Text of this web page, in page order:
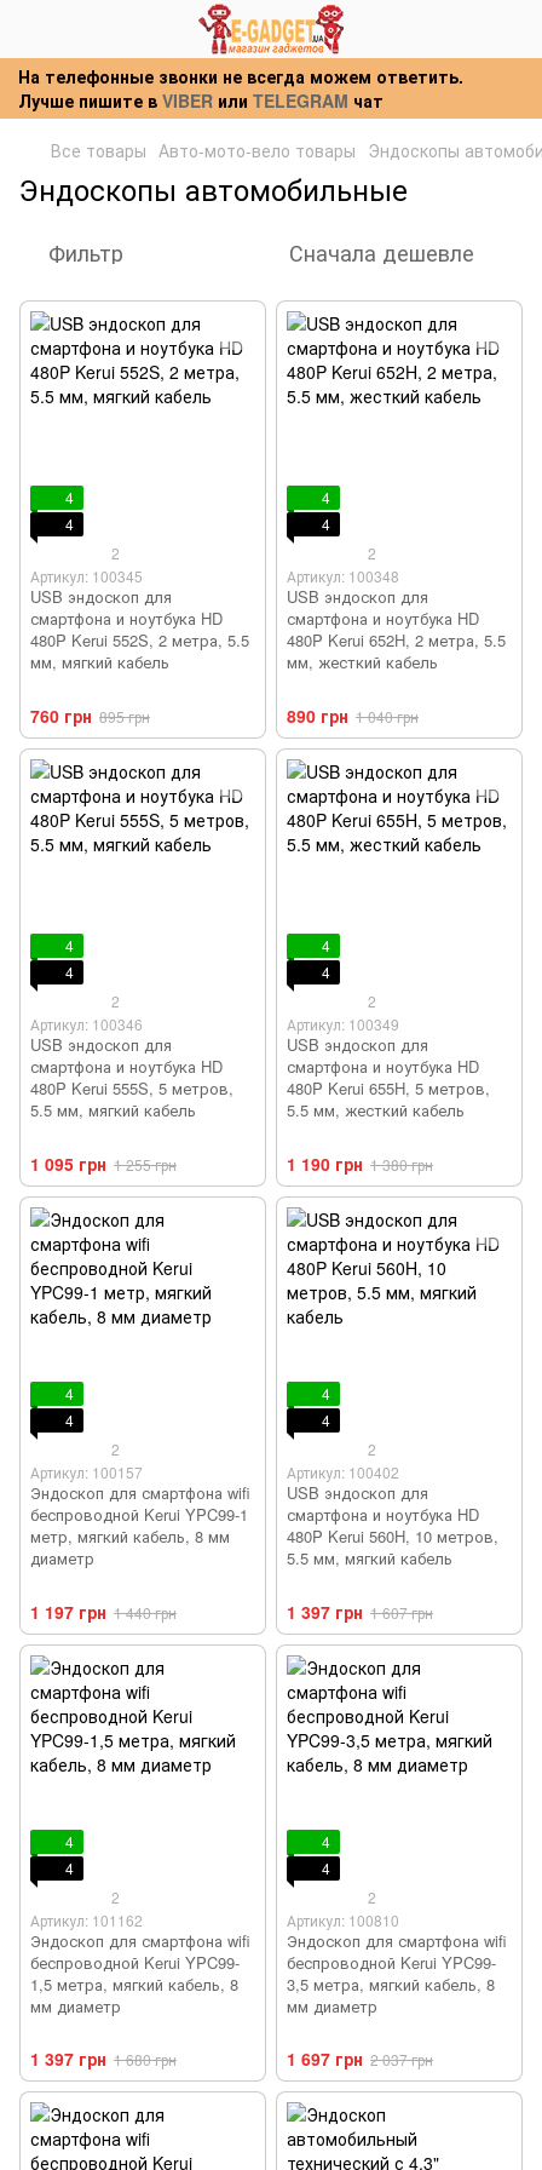
На телефонные звонки не всегда можем ответить.
Лучше пишите в VIBER или TELEGRAM чат
Все товары Авто-мото-вело товары Эндоскопы
Эндоскопы автомобильные
Фильтр Сначала дешевле
4
4
2
Артикул: 100345
USB эндоскоп для
смартфона и ноутбука HD
480P Kerui 552S, 2 метра, 5.5
мм, мягкий кабель
760 грн 895 грн
4
4
2
Артикул: 100348
USB эндоскоп для
смартфона и ноутбука HD
480P Kerui 652H, 2 метра, 5.5
мм, жесткий кабель
890 грн 1 040 грн
4
4
2
Артикул: 100346
USB эндоскоп для
смартфона и ноутбука HD
480P Kerui 555S, 5 метров,
5.5 мм, мягкий кабель
1 095 грн 1 255 грн
4
4
2
Артикул: 100349
USB эндоскоп для
смартфона и ноутбука HD
480P Kerui 655H, 5 метров,
5.5 мм, жесткий кабель
1 190 грн 1 380 грн
4
4
2
Артикул: 100157
Эндоскоп для смартфона wifi
беспроводной Kerui YPC99-1
метр, мягкий кабель, 8 мм
диаметр
1 197 грн 1 440 грн
4
4
2
Артикул: 100402
USB эндоскоп для
смартфона и ноутбука HD
480P Kerui 560H, 10 метров,
5.5 мм, мягкий кабель
1 397 грн 1 607 грн
4
4
2
Артикул: 101162
Эндоскоп для смартфона wifi
беспроводной Kerui YPC99-
1,5 метра, мягкий кабель, 8
мм диаметр
1 397 грн 1 680 грн
4
4
2
Артикул: 100810
Эндоскоп для смартфона wifi
беспроводной Kerui YPC99-
3,5 метра, мягкий кабель, 8
мм диаметр
1 697 грн 2 037 грн